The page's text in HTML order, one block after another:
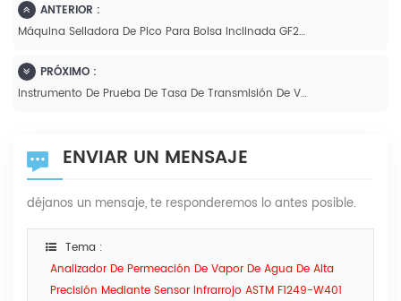
ANTERIOR :
Máquina Selladora De Pico Para Bolsa Inclinada GF2600-X
PRÓXIMO :
Instrumento De Prueba De Tasa De Transmisión De Vapor De Agua Para Pruebas De Propiedades De Envases De Plástico -
ENVIAR UN MENSAJE
déjanos un mensaje, te responderemos lo antes posible.
Tema :
Analizador De Permeación De Vapor De Agua De Alta
Precisión Mediante Sensor Infrarrojo ASTM F1249-W401